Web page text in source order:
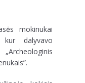
mokinukai
dalyvavo